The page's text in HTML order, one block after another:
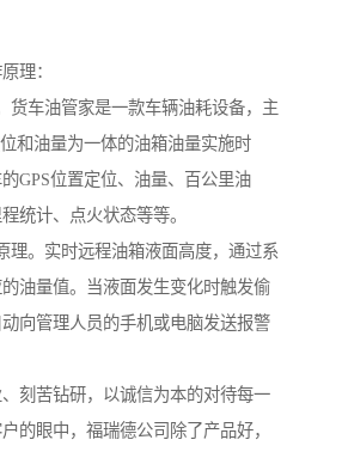
理：
货车油管家是一款车辆油耗设备，主
和油量为一体的油箱油量实施时
GPS位置定位、油量、百公里油
统计、点火状态等等。
理。实时远程油箱液面高度，通过系
油量值。当液面发生变化时触发偷
向管理人员的手机或电脑发送报警
刻苦钻研，以诚信为本的对待每一
的眼中，福瑞德公司除了产品好，